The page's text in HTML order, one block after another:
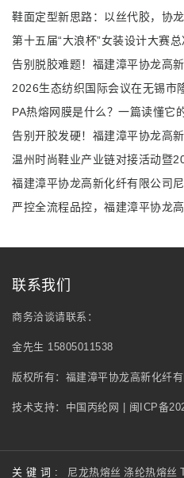
鞋面定型新思路：以丝代胶，协
第十五届“大浪杯”女装设计大赛
告别脱胶难题！福建漳平协龙高
2026生态纺织国际会议在无锡市
PA热熔网膜是什么？一篇读懂它
温州时尚鞋业产业链对接活动暨
联系我们
商务洽谈请联系：
金先生 15805011538
版权所有：福建漳平协龙高新化纤
技术支持： 中国丙纶网 | 闽ICP备
关 键 词 : 尼龙热熔丝 涤纶热熔丝